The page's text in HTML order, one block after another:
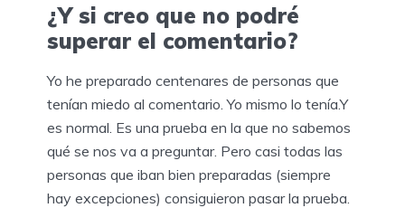
¿Y si creo que no podré
superar el comentario?
Yo he preparado centenares de personas que
tenían miedo al comentario. Yo mismo lo tenía.Y
es normal. Es una prueba en la que no sabemos
qué se nos va a preguntar. Pero casi todas las
personas que iban bien preparadas (siempre
hay excepciones) consiguieron pasar la prueba.